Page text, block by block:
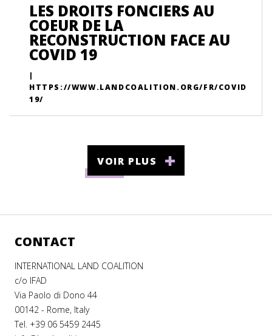
LES DROITS FONCIERS AU
COEUR DE LA
RECONSTRUCTION FACE AU
COVID 19
|
HTTPS://WWW.LANDCOALITION.ORG/FR/COVID
19/
VOIR PLUS
CONTACT
INTERNATIONAL LAND COALITION
c/o IFAD
Via Paolo di Dono 44
00142 - Rome, Italy
Tel. +39 06 5459 2445